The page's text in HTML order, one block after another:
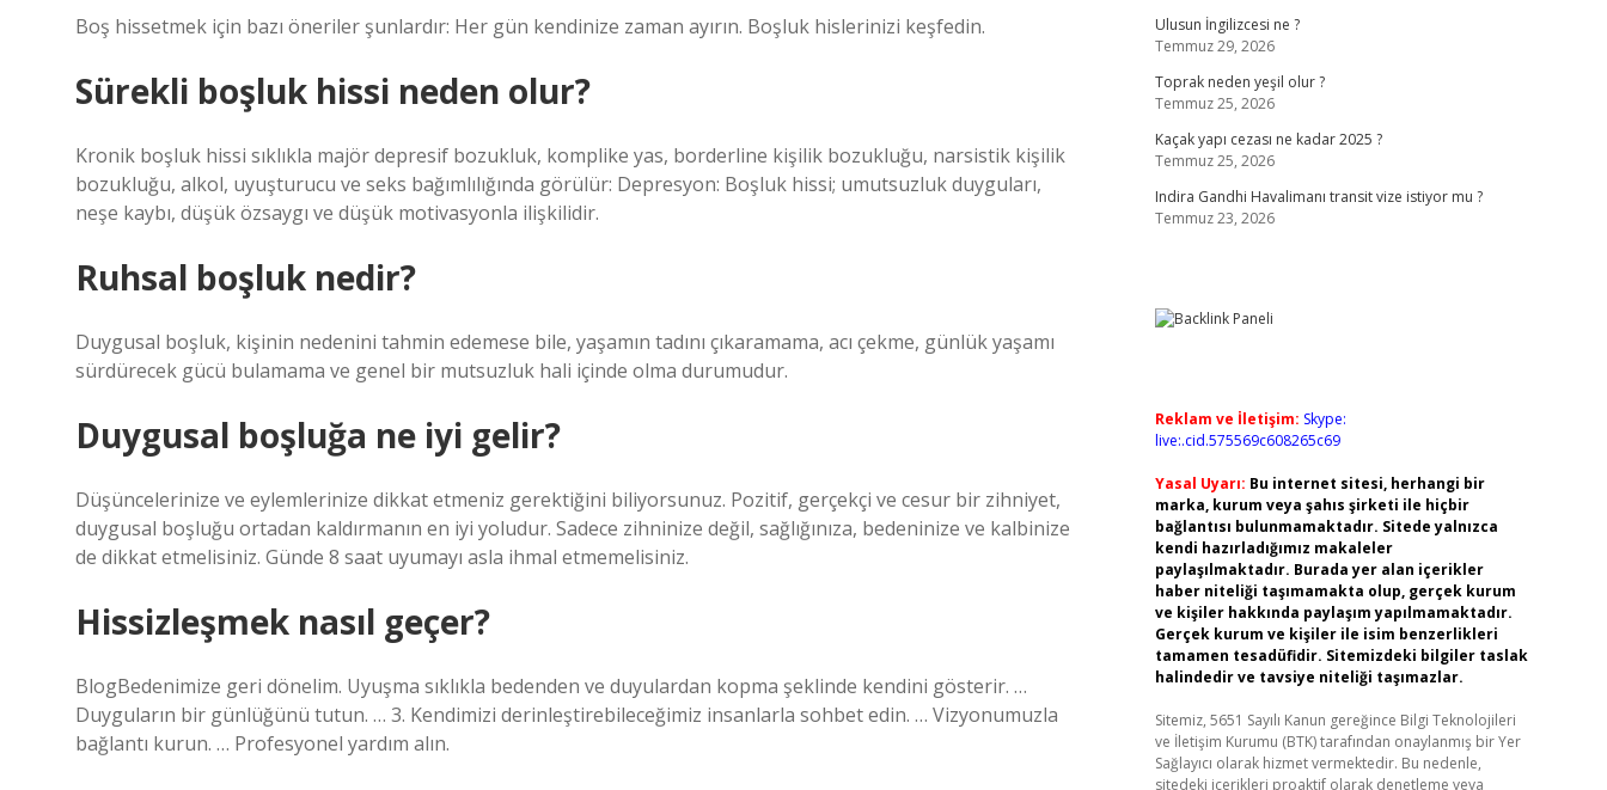
Boş hissetmek için bazı öneriler şunlardır: Her gün kendinize zaman ayırın. Boşluk hislerinizi keşfedin.
Sürekli boşluk hissi neden olur?
Kronik boşluk hissi sıklıkla majör depresif bozukluk, komplike yas, borderline kişilik bozukluğu, narsistik kişilik
bozukluğu, alkol, uyuşturucu ve seks bağımlılığında görülür: Depresyon: Boşluk hissi; umutsuzluk duyguları,
neşe kaybı, düşük özsaygı ve düşük motivasyonla ilişkilidir.
Ruhsal boşluk nedir?
Duygusal boşluk, kişinin nedenini tahmin edemese bile, yaşamın tadını çıkaramama, acı çekme, günlük yaşamı
sürdürecek gücü bulamama ve genel bir mutsuzluk hali içinde olma durumudur.
Duygusal boşluğa ne iyi gelir?
Düşüncelerinize ve eylemlerinize dikkat etmeniz gerektiğini biliyorsunuz. Pozitif, gerçekçi ve cesur bir zihniyet,
duygusal boşluğu ortadan kaldırmanın en iyi yoludur. Sadece zihninize değil, sağlığınıza, bedeninize ve kalbinize
de dikkat etmelisiniz. Günde 8 saat uyumayı asla ihmal etmemelisiniz.
Hissizleşmek nasıl geçer?
BlogBedenimize geri dönelim. Uyuşma sıklıkla bedenden ve duyulardan kopma şeklinde kendini gösterir. …
Duyguların bir günlüğünü tutun. … 3. Kendimizi derinleştirebileceğimiz insanlarla sohbet edin. … Vizyonumuzla
bağlantı kurun. … Profesyonel yardım alın.
Ulusun İngilizcesi ne ?
Temmuz 29, 2026
Toprak neden yeşil olur ?
Temmuz 25, 2026
Kaçak yapı cezası ne kadar 2025 ?
Temmuz 25, 2026
Indira Gandhi Havalimanı transit vize istiyor mu ?
Temmuz 23, 2026
Reklam ve İletişim: Skype:
live:.cid.575569c608265c69
Yasal Uyarı: Bu internet sitesi, herhangi bir
marka, kurum veya şahıs şirketi ile hiçbir
bağlantısı bulunmamaktadır. Sitede yalnızca
kendi hazırladığımız makaleler
paylaşılmaktadır. Burada yer alan içerikler
haber niteliği taşımamakta olup, gerçek kurum
ve kişiler hakkında paylaşım yapılmamaktadır.
Gerçek kurum ve kişiler ile isim benzerlikleri
tamamen tesadüfidir. Sitemizdeki bilgiler taslak
halindedir ve tavsiye niteliği taşımazlar.
Sitemiz, 5651 Sayılı Kanun gereğince Bilgi Teknolojileri
ve İletişim Kurumu (BTK) tarafından onaylanmış bir Yer
Sağlayıcı olarak hizmet vermektedir. Bu nedenle,
sitedeki içerikleri proaktif olarak denetleme veya